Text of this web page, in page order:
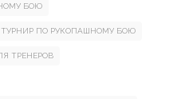
БОЮ
ТУРНИР ПО РУКОПАШНОМУ БОЮ
ТРЕНЕРОВ